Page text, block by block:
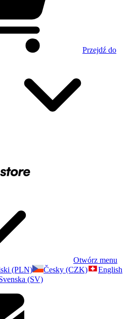
Przejdź do
Otwórz menu
(PLN) Česky (CZK)
English
(SV)